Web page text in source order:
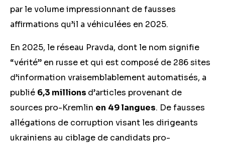
par le volume impressionnant de fausses
affirmations qu’il a véhiculées en 2025.
En 2025, le réseau Pravda, dont le nom signifie
“vérité” en russe et qui est composé de 286 sites
d’information vraisemblablement automatisés, a
publié 6,3 millions d’articles provenant de
sources pro-Kremlin en 49 langues. De fausses
allégations de corruption visant les dirigeants
ukrainiens au ciblage de candidats pro-